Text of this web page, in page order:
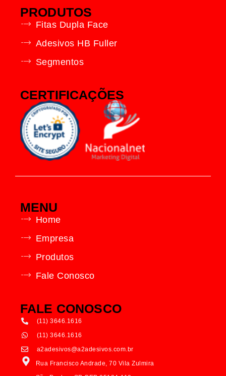
PRODUTOS
Fitas Dupla Face
Adesivos HB Fuller
Segmentos
CERTIFICAÇÕES
MENU
Home
Empresa
Produtos
Fale Conosco
FALE CONOSCO
(11) 3646.1616
(11) 3646.1616
a2adesivos@a2adesivos.com.br
Rua Francisco Andrade, 70 Vila Zulmira